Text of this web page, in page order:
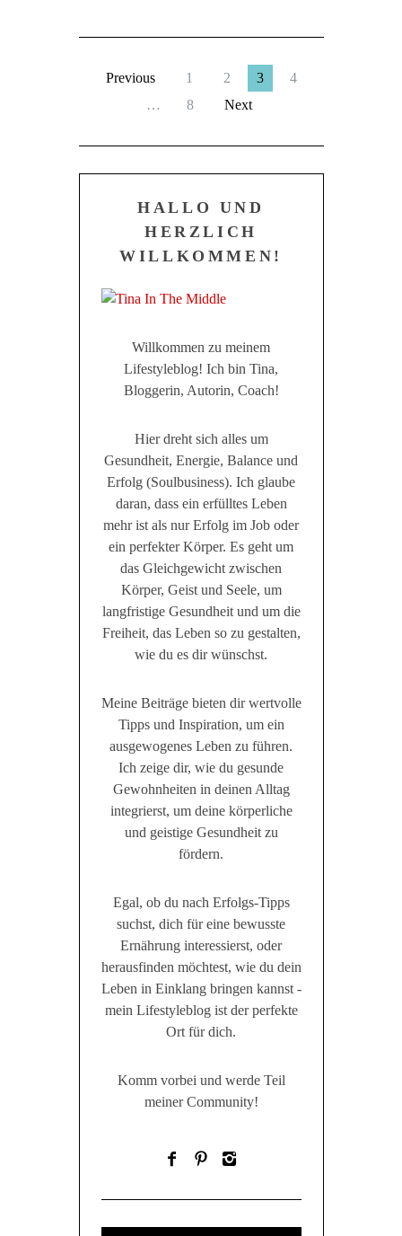
Previous 1 2 3
4
…
8 Next
HALLO UND
HERZLICH
WILLKOMMEN!
Willkommen zu meinem
Lifestyleblog! Ich bin Tina,
Bloggerin, Autorin, Coach!
Hier dreht sich alles um
Gesundheit, Energie, Balance und
Erfolg (Soulbusiness). Ich glaube
daran, dass ein erfülltes Leben
mehr ist als nur Erfolg im Job oder
ein perfekter Körper. Es geht um
das Gleichgewicht zwischen
Körper, Geist und Seele, um
langfristige Gesundheit und um die
Freiheit, das Leben so zu gestalten,
wie du es dir wünschst.
Meine Beiträge bieten dir wertvolle
Tipps und Inspiration, um ein
ausgewogenes Leben zu führen.
Ich zeige dir, wie du gesunde
Gewohnheiten in deinen Alltag
integrierst, um deine körperliche
und geistige Gesundheit zu
fördern.
Egal, ob du nach Erfolgs-Tipps
suchst, dich für eine bewusste
Ernährung interessierst, oder
herausfinden möchtest, wie du dein
Leben in Einklang bringen kannst -
mein Lifestyleblog ist der perfekte
Ort für dich.
Komm vorbei und werde Teil
meiner Community!